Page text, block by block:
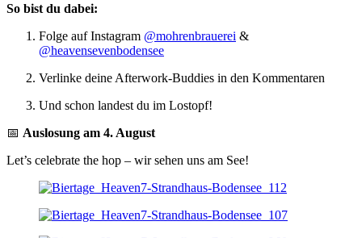
So bist du dabei:
Folge auf Instagram @mohrenbrauerei &
@heavensevenbodensee
Verlinke deine Afterwork-Buddies in den Kommentaren
Und schon landest du im Lostopf!
📅 Auslosung am 4. August
Let’s celebrate the hop – wir sehen uns am See!